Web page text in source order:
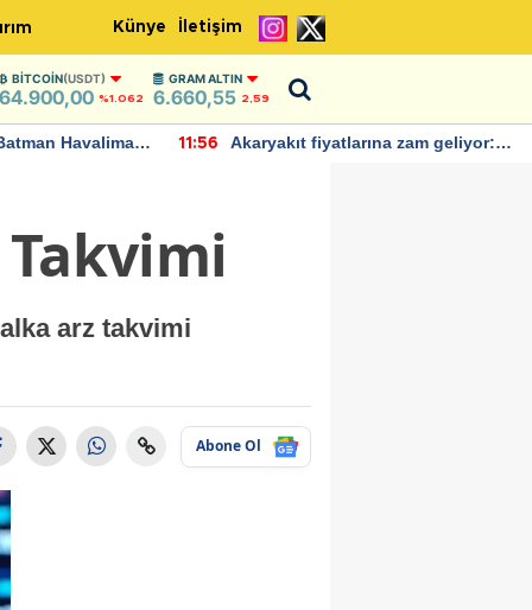
Künye İletişim
BITCOIN(USDT)
64.900,00 %1.062
GRAM ALTIN
6.660,55 2,59
Havalimanı
11:56
Akaryakıt fiyatlarına zam geliyor:
arz takvimi
Abone Ol